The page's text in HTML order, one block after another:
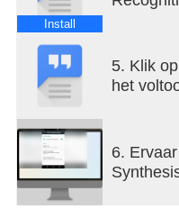
Speech Recognition
your preferred voice
Google Text-to-
Speech Services
text on your screen
used by:
• Google Play Books
book
• Google Translate to
you can hear the
Install
5. Klik
het
6.